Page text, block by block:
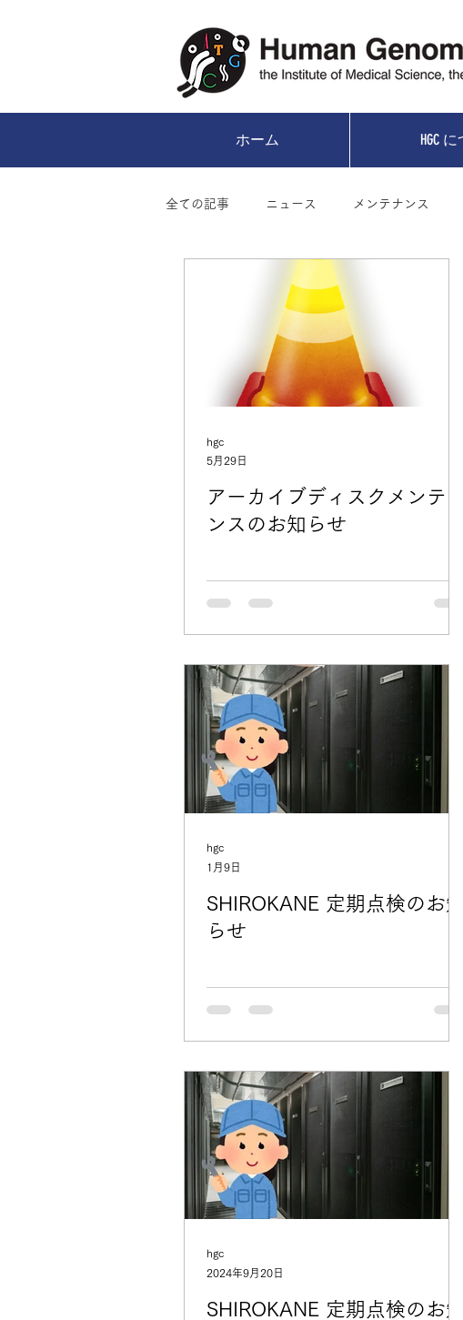
ホーム HGC
全ての記事 ニュース メンテナンス
アーカイブディスクメンテナ
ンスのお知らせ
hgc
5月29日
SHIROKANE 定期点検のお知
らせ
hgc
1月9日
SHIROKANE 定期点検のお知
hgc
2024年9月20日